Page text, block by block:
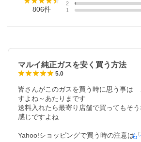
806件
2
1
マルイ純正ガスを安く買う方法
5.0
皆さんがこのガスを買う時に思う事は
すよね～あたりまです
送料入れたら最寄り店舗で買ってもそ
感じですよね
Yahoo!ショッピングで買う時の注意は「
も